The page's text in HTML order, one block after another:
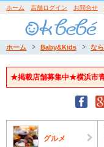
ホーム 店舗ログイン お問合せ
ホーム Baby&Kids な
★掲載店舗募集中★横浜市
グルメ